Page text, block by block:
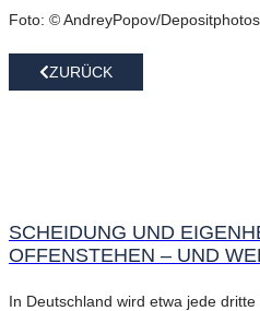
Foto: © AndreyPopov/
ZURÜCK
SCHEIDUNG UND
OFFENSTEHEN – UND
In Deutschland wird etwa jede